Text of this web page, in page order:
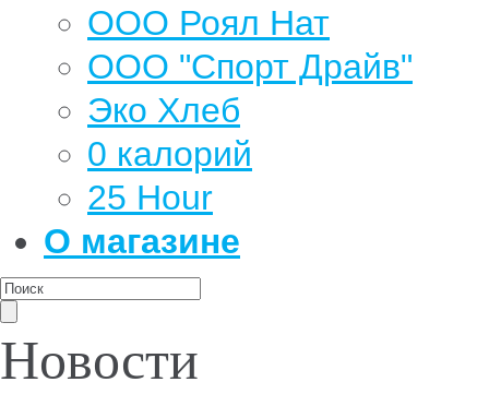
ООО Роял Нат
ООО "Спорт Драйв"
Эко Хлеб
0 калорий
25 Hour
О магазине
Новости